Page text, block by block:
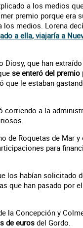
a los medios
premio porque era
los medios. Lorena
a ella, viajaría a
Diosy, que han
se enteró del premio
que le estaban
corriendo a la
de Roquetas de Mar y
para
los habían solicitado
que han pasado por el
la Concepción y
de euros del Gordo.